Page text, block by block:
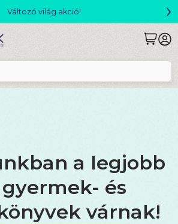
Változó világ akció! ›
a legjobb
és
várnak!